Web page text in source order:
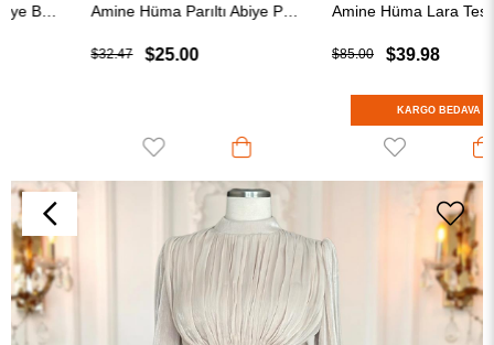
Amine Hüma Parıltı Abiye Pudra
$25.00
Amine Hüma Lara Tesettür Abiye Gri
$39.98
KARGO BEDAVA